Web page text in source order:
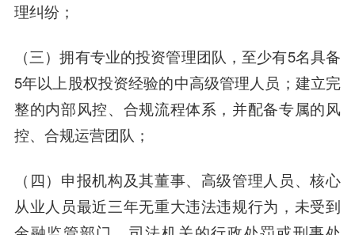
理纠纷；
（三）拥有专业的投资管理团队，至少有5名具备
5年以上股权投资经验的中高级管理人员；建立完
整的内部风控、合规流程体系，并配备专属的风
控、合规运营团队；
（四）申报机构及其董事、高级管理人员、核心
从业人员最近三年无重大违法违规行为，未受到